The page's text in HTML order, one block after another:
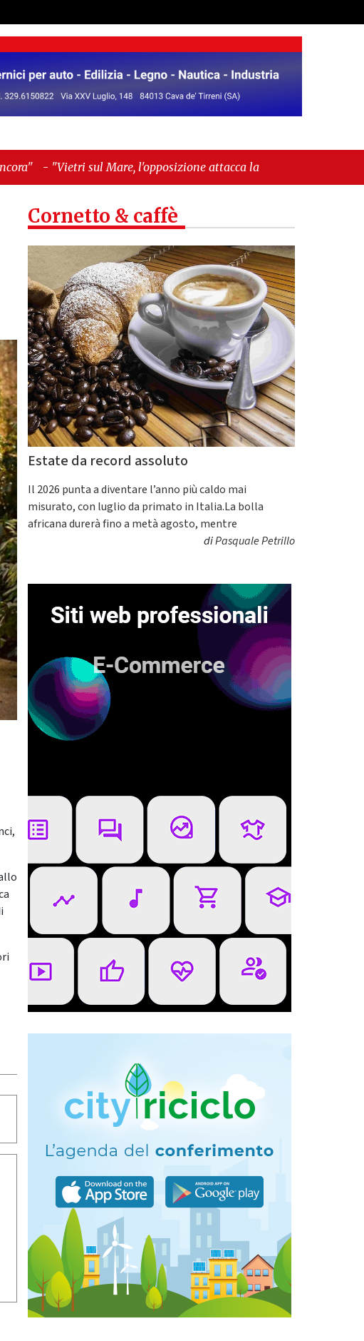
l'opposizione attacca la maggioranza: «Delibere
dei Conti»"
Cornetto & caffè
Estate da record assoluto
Il 2026 punta a diventare l’anno più caldo mai
misurato, con luglio da primato in Italia.La bolla
africana durerà fino a metà agosto, mentre
diPasquale Petrillo